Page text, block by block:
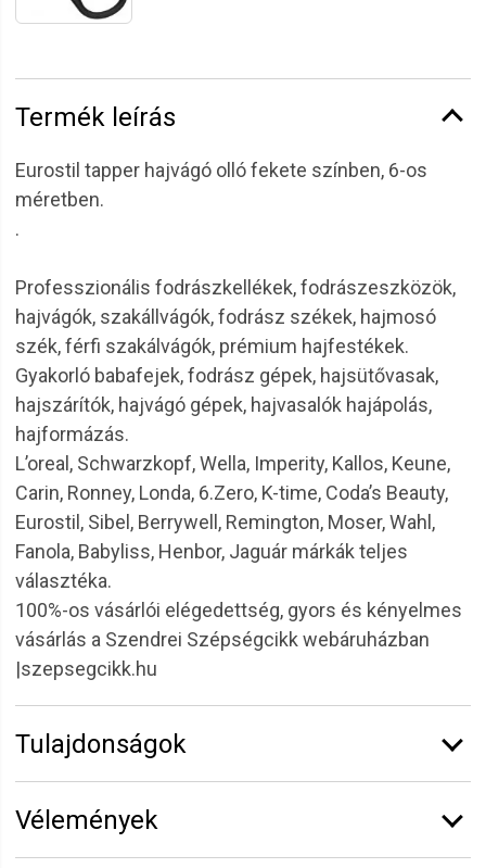
Termék leírás
Eurostil tapper hajvágó olló fekete színben, 6-os
méretben.
.
Professzionális fodrászkellékek, fodrászeszközök,
hajvágók, szakállvágók, fodrász székek, hajmosó
szék, férfi szakálvágók, prémium hajfestékek.
Gyakorló babafejek, fodrász gépek, hajsütővasak,
hajszárítók, hajvágó gépek, hajvasalók hajápolás,
hajformázás.
L’oreal, Schwarzkopf, Wella, Imperity, Kallos, Keune,
Carin, Ronney, Londa, 6.Zero, K-time, Coda’s Beauty,
Eurostil, Sibel, Berrywell, Remington, Moser, Wahl,
Fanola, Babyliss, Henbor, Jaguár márkák teljes
választéka.
100%-os vásárlói elégedettség, gyors és kényelmes
vásárlás a Szendrei Szépségcikk webáruházban
|szepsegcikk.hu
Tulajdonságok
Funkció:
Hosszúság:
6''
Vélemények